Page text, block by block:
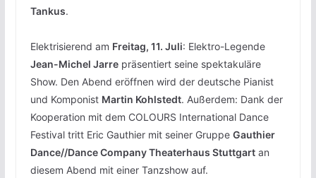
Tankus.
Elektrisierend am Freitag, 11. Juli: Elektro-Legende
Jean-Michel Jarrepräsentiert seine spektakuläre
Show. Den Abend eröffnen wird der deutsche Pianist
und Komponist Martin Kohlstedt. Außerdem: Dank der
Kooperation mit dem COLOURS International Dance
Festival tritt Eric Gauthier mit seiner Gruppe Gauthier
Dance//Dance Company Theaterhaus Stuttgartan
diesem Abend mit einer Tanzshow auf.